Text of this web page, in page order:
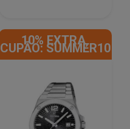
10% EXTRA,
CUPÃO: SUMMER10